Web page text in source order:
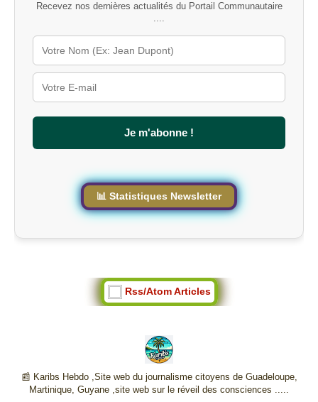
-
l
é
u
r
l
e
Recevez nos dernières actualités du Portail Communautaire
....
Je m'abonne !
📊 Statistiques Newsletter
Rss/Atom Articles
📰 Karibs Hebdo ,Site web du journalisme citoyens de Guadeloupe,
Martinique, Guyane ,site web sur le réveil des consciences .....